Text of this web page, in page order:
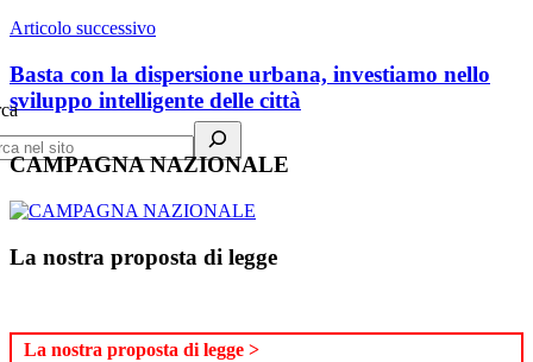
Articolo successivo
Basta con la dispersione urbana, investiamo nello
sviluppo intelligente delle città
CAMPAGNA NAZIONALE
La nostra proposta di legge
La nostra proposta di legge >